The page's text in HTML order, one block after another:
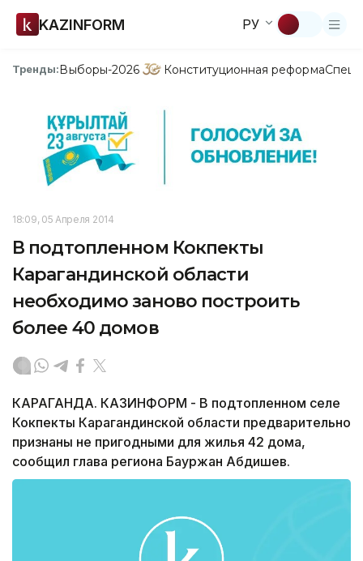
KAZINFORM РУ
Тренды:Выборы-2026 Конституционная реформа
18:09, 05 Апреля 2014
В подтопленном Кокпекты
Карагандинской области
необходимо заново построить
более 40 домов
КАРАГАНДА. КАЗИНФОРМ - В подтопленном селе
Кокпекты Карагандинской области предварительно
признаны не пригодными для жилья 42 дома,
сообщил глава региона Бауржан Абдишев.